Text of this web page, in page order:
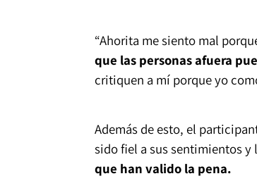
“Ahorita me siento mal
que las personas afuera
critiquen a mí porque yo
Además de esto, el
sido fiel a sus sentimientos
que han valido la pena.